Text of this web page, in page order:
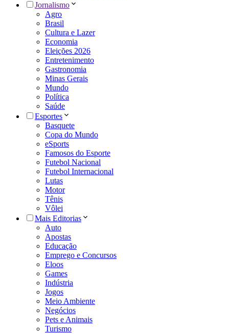
Jornalismo
Agro
Brasil
Cultura e Lazer
Economia
Eleições 2026
Entretenimento
Gastronomia
Minas Gerais
Mundo
Política
Saúde
Esportes
Basquete
Copa do Mundo
eSports
Famosos do Esporte
Futebol Nacional
Futebol Internacional
Lutas
Motor
Tênis
Vôlei
Mais Editorias
Auto
Apostas
Educação
Emprego e Concursos
Eloos
Games
Indústria
Jogos
Meio Ambiente
Negócios
Pets e Animais
Turismo